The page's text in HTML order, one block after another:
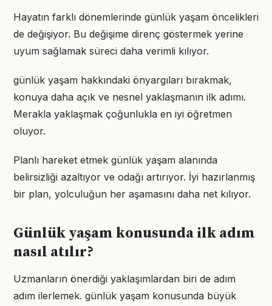
Hayatın farklı dönemlerinde günlük yaşam öncelikleri
de değişiyor. Bu değişime direnç göstermek yerine
uyum sağlamak süreci daha verimli kılıyor.
günlük yaşam hakkındaki önyargıları bırakmak,
konuya daha açık ve nesnel yaklaşmanın ilk adımı.
Merakla yaklaşmak çoğunlukla en iyi öğretmen
oluyor.
Planlı hareket etmek günlük yaşam alanında
belirsizliği azaltıyor ve odağı artırıyor. İyi hazırlanmış
bir plan, yolculuğun her aşamasını daha net kılıyor.
Günlük yaşam konusunda ilk adım
nasıl atılır?
Uzmanların önerdiği yaklaşımlardan biri de adım
adım ilerlemek. günlük yaşam konusunda büyük